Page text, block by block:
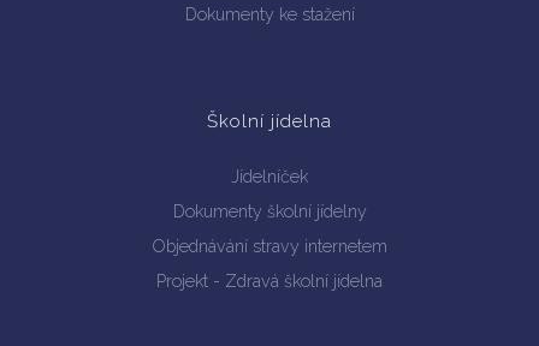
Dokumenty ke stažení
Školní jídelna
Jídelníček
Dokumenty školní jídelny
Objednávání stravy internetem
Projekt - Zdravá školní jídelna